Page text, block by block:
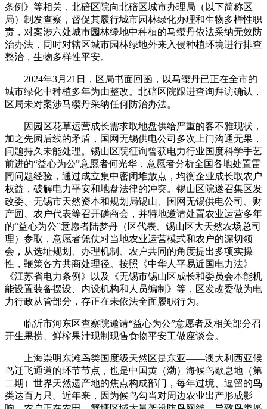
条例》等相关，北碚区院向北碚区城市办理局（以下简称区
局）制发查察，督促其履行城市园林绿化办理和生物多样性职
责，对案涉六处城市园林绿地中种植的马缨丹依法采纳无效防
治办法，同时对辖区城市园林绿地外来入侵种植环境进行排查
整治，生物多样性平安。
2024年3月21日，区局书面回函，以马缨丹已正在全市的
城市绿化中种植多年为由整改。北碚区院跟进查询拜访确认，
区局未对案涉马缨丹采纳任何防治办法。
因园区花草运营成长需求取地盘供给严重的客不雅现状，
加之先园后线的矛盾，国网无锡供电公司多次上门沟通无果，
问题持久未能处理。锡山区院征询曾获电力行业国度科学手艺
前进的“益心为公”意愿者何光华，意愿者分析全国各地处置雷
同问题经验，通过成立集中密闭堆放点，均衡企业成长取农户
权益，破解电力平安和地盘法律的冲突。锡山区院遂召集区发
改委、无锡市天然资本和规划局锡山、国网无锡供电公司、财
产园、农户代表等召开磋商会，并特地邀请处置农业运营多年
的“益心为公”意愿者陆梦丹（区代表、锡山区大天然农场总司
理）参取，意愿者凭仗对当地农业运营模式和农户的深切领
会，从选址规划、办理机制、农户共同的角度提出多项实操
性，鞭策各方共商处理径。按照《中华人平易近国电力法》
《江苏省电力条例》以及《无锡市锡山区成长和委员会本能机
能设置装备摆设、内设机构和人员编制》等，区发改委做为电
力行政从管部分，存正在未依法全面履职行为。
临沂市河东区查察院邀请“益心为公”意愿者及相关部分召
开生果捞、鲜榨果汁现制现售食物平安工做座谈会。
上海崇明东滩鸟类国度级天然区是东亚——澳大利西亚候
鸟迁飞通道的环节节点，也是中国黄（渤）海候鸟歇息地（第
二期）世界天然遗产地的焦点构成部门，每年过境、逗留的鸟
类达百万只。近年来，因为候鸟勾当对周边农业出产形成影